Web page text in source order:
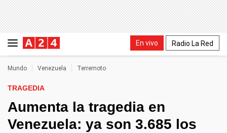
En vivo Radio La Red
Mundo Venezuela Terremoto
TRAGEDIA
Aumenta la tragedia en
Venezuela: ya son 3.685 los